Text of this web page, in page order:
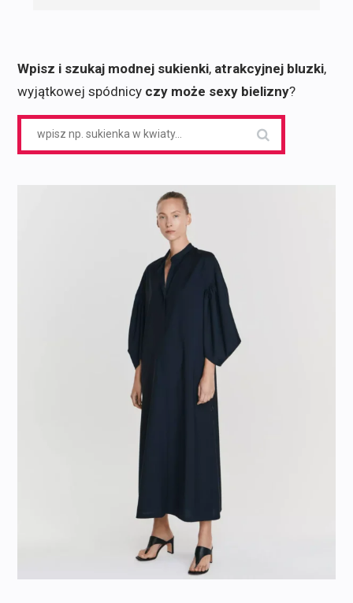
Wpisz i szukaj modnej sukienki, atrakcyjnej bluzki,
wyjątkowej spódnicy czy może sexy bielizny?